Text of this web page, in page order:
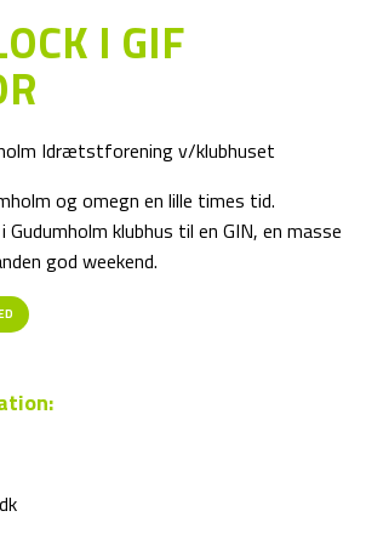
I GIF
Idrætstforening v/klubhuset
og omegn en lille times tid.
klubhus til en GIN, en masse
god weekend.